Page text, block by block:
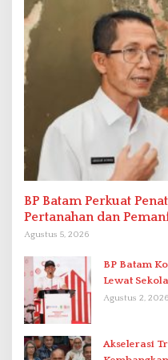
BP Batam Perkuat
Pertanahan dan
Agustus 5, 2026
BP Batam
Lewat
Agustus 2, 2026
Akselerasi